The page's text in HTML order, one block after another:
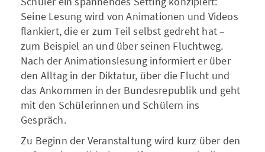
Seine Lesung wird von Animationen und Videos
flankiert, die er zum Teil selbst gedreht hat –
zum Beispiel an und über seinen Fluchtweg.
Nach der Animationslesung informiert er über
den Alltag in der Diktatur, über die Flucht und
das Ankommen in der Bundesrepublik und geht
mit den Schülerinnen und Schülern ins
Gespräch.
Zu Beginn der Veranstaltung wird kurz über den